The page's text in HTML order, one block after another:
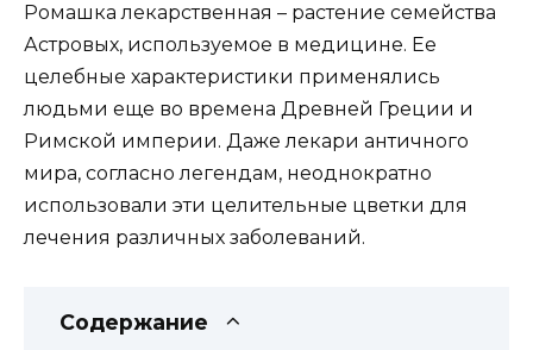
Ромашка лекарственная – растение семейства
Астровых, используемое в медицине. Ее
целебные характеристики применялись
людьми еще во времена Древней Греции и
Римской империи. Даже лекари античного
мира, согласно легендам, неоднократно
использовали эти целительные цветки для
лечения различных заболеваний.
Содержание